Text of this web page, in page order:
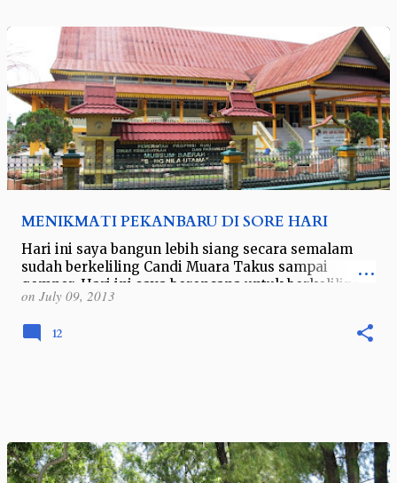
MENIKMATI PEKANBARU DI SORE HARI
Hari ini saya bangun lebih siang secara semalam
sudah berkeliling Candi Muara Takus sampai
gempor. Hari ini saya berencana untuk berkeliling
kota Pekanbaru bersama kawan anggota …
on July 09, 2013
12